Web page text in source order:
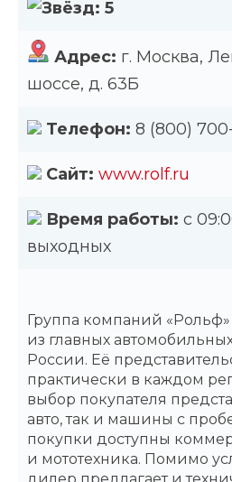
Адрес: г. Москва,
шоссе, д. 63Б
Телефон: 8 (800)
Сайт: www.rolf.ru
Время работы: с
выходных
Группа компаний
из главных
России. Её
практически в каждом
выбор покупателя
авто, так и машины с
покупки доступны
и мототехника. Помимо
дилер предлагает и